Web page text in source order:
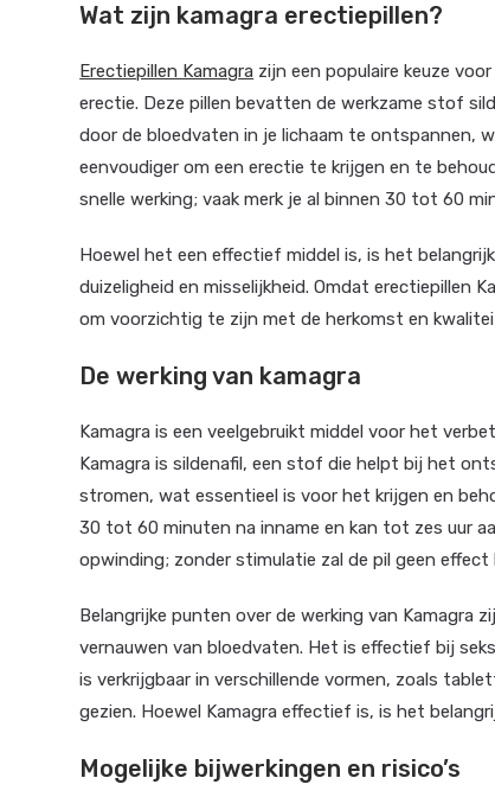
Wat zijn kamagra erectiepillen?
Erectiepillen Kamagra zijn een populaire keuze
erectie. Deze pillen bevatten de werkzame stof
door de bloedvaten in je lichaam te ontspannen,
eenvoudiger om een erectie te krijgen en te
snelle werking; vaak merk je al binnen 30 tot 60
Hoewel het een effectief middel is, is het
duizeligheid en misselijkheid. Omdat erectiepillen
om voorzichtig te zijn met de herkomst en
De werking van kamagra
Kamagra is een veelgebruikt middel voor het
Kamagra is sildenafil, een stof die helpt bij het
stromen, wat essentieel is voor het krijgen en
30 tot 60 minuten na inname en kan tot zes uur
opwinding; zonder stimulatie zal de pil geen effect
Belangrijke punten over de werking van Kamagra
vernauwen van bloedvaten. Het is effectief bij
is verkrijgbaar in verschillende vormen, zoals
gezien. Hoewel Kamagra effectief is, is het
Mogelijke bijwerkingen en risico’s